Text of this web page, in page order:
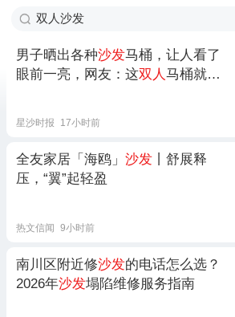
男子晒出各种沙发马桶，让人看了
眼前一亮，网友：这双人马桶就没
星沙时报 17小时前
全友家居「海鸥」 沙发 丨舒展释
压，“翼”起轻盈
热文信闻 9小时前
南川区附近修沙发的电话怎么选？
2026年沙发塌陷维修服务指南